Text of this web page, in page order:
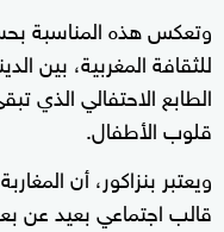
وتعكس هذه المناسبة
للثقافة المغربية، بين
الطابع الاحتفالي الذي
قلوب الأطفال.
ويعتبر بنزاكور، أن
قالب اجتماعي بعيد عن